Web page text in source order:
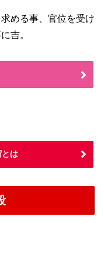
める事、官位を受け
吉。
とは